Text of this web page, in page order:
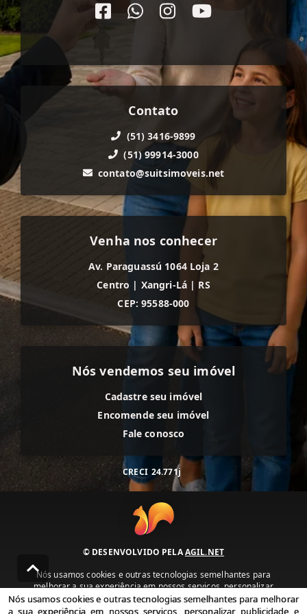
Contato
(51) 3416-9899
(51) 99914-3000
contato@suitsimoveis.net
Venha nos conhecer
Av. Paraguassú 1064 Loja 2
Centro | Xangri-Lá | RS
CEP: 95588-000
Nós vendemos seu imóvel
Cadastre seu imóvel
Encomende seu imóvel
Fale conosco
CRECI 24.771j
© DESENVOLVIDO PELAAGIL.NET
Nós usamos cookies e outras tecnologias semelhantes para
melhorar a sua experiência em nossos serviços, personalizar
publicidade e recomendar conteúdo de seu interesse. Ao utilizar
nossos serviços, você concorda com nossa política de privacidade e
Nós usamos cookies e outras tecnologias semelhantes para melhorar
a sua experiência em nossos serviços, personalizar publicidade e